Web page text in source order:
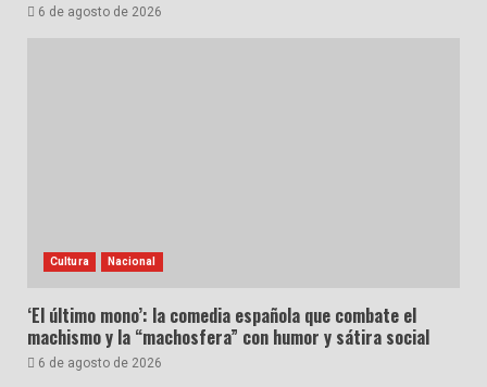
6 de agosto de 2026
Cultura Nacional
‘El último mono’: la comedia española que combate el
machismo y la “machosfera” con humor y sátira social
6 de agosto de 2026